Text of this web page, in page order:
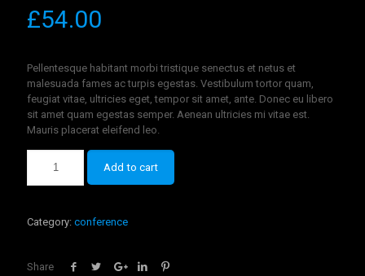
£54.00
Pellentesque habitant morbi tristique senectus et netus et
malesuada fames ac turpis egestas. Vestibulum tortor quam,
feugiat vitae, ultricies eget, tempor sit amet, ante. Donec eu libero
sit amet quam egestas semper. Aenean ultricies mi vitae est.
Mauris placerat eleifend leo.
Add to cart
Category: conference
Share